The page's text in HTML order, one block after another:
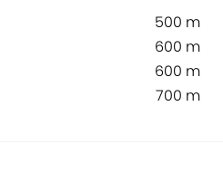
500 m
600 m
600 m
700 m